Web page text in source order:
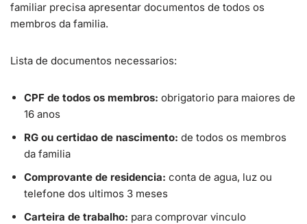
familiar precisa apresentar documentos de todos os
membros da familia.
Lista de documentos necessarios:
CPF de todos os membros: obrigatorio para maiores de
16 anos
RG ou certidao de nascimento: de todos os membros
da familia
Comprovante de residencia: conta de agua, luz ou
telefone dos ultimos 3 meses
Carteira de trabalho: para comprovar vinculo